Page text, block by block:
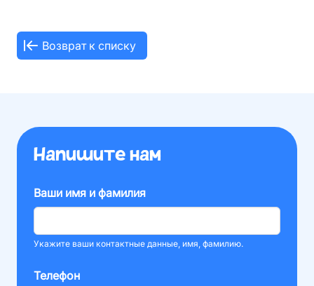
Возврат к списку
Напишите нам
Ваши имя и фамилия
Укажите ваши контактные данные, имя, фамилию.
Телефон